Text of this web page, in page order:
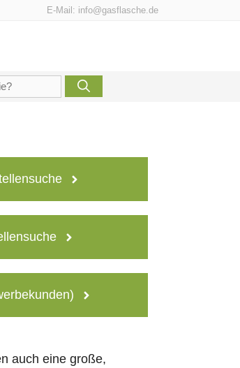
E-Mail: info@gasflasche.de
auch eine große,